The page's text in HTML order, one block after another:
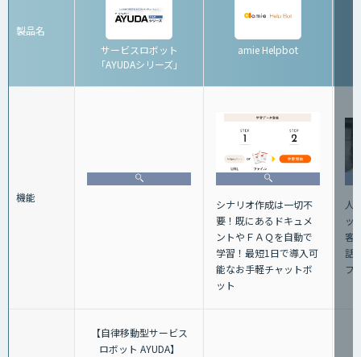
製品名
サービスロボット
「AYUDAシリーズ」
amie Helpbot
機能
シナリオ作成は一切不
要！既にあるドキュメ
ントやＦＡＱを自動で
学習！最短1日で導入可
能なお手軽チャットボ
ット
人
ッ
客
話
フ
【自律移動型サービス
ロボット AYUDA】